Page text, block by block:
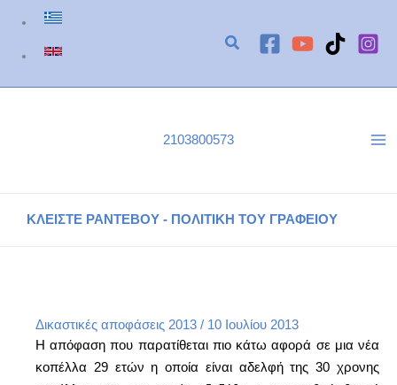
Μετάβαση
περιεχόμενο
2103800573
ΚΛΕΙΣΤΕ ΡΑΝΤΕΒΟΥ - ΠΟΛΙΤΙΚΗ ΤΟΥ ΓΡΑΦΕΙΟΥ
Δικαστικές αποφάσεις 2013 / 10 Ιουλίου 2013
Η απόφαση που παρατίθεται πιο κάτω αφορά σε μια νέα
κοπέλλα 29 ετών η οποία είναι αδελφή της 30 χρονης